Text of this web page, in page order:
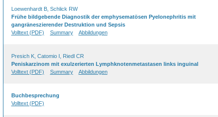
Loewenhardt B, Schlick RW
Frühe bildgebende Diagnostik der emphysematösen Pyelonephritis mit
gangräneszierender Destruktion und Sepsis
Volltext (PDF)
Summary Abbildungen
Presich K, Catomio I, Riedl CR
Peniskarzinom mit exulzerierten Lymphknotenmetastasen links inguinal
Volltext (PDF)
Summary Abbildungen
Buchbesprechung
Volltext (PDF)